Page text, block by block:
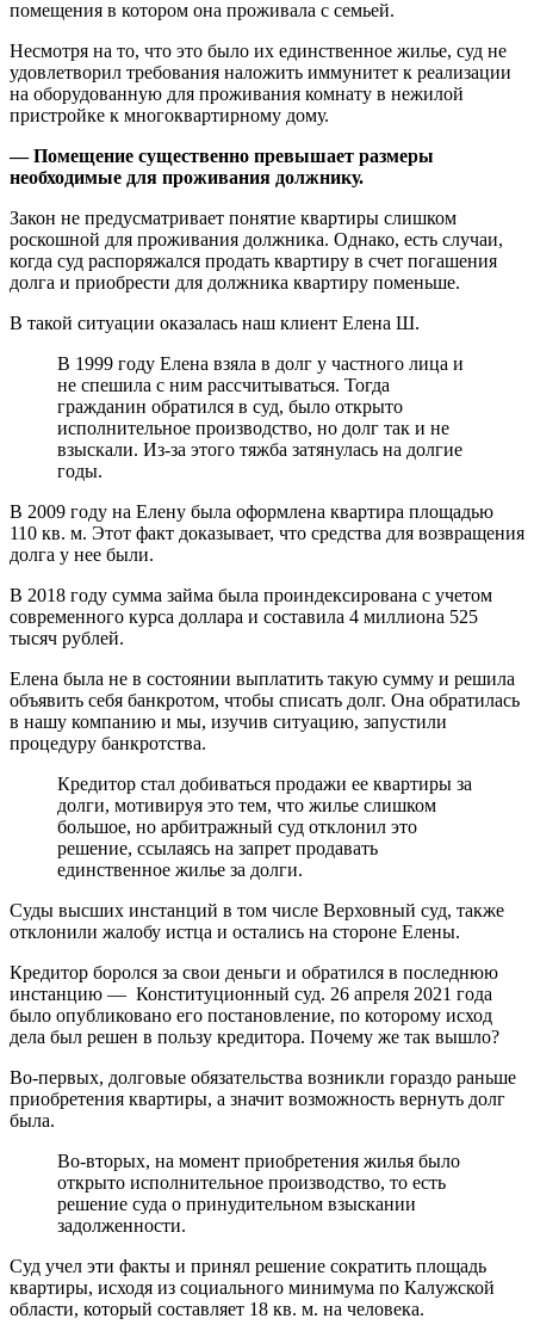
помещения в котором она проживала с семьей.
Несмотря на то, что это было их единственное жилье, суд не
удовлетворил требования наложить иммунитет к реализации
на оборудованную для проживания комнату в нежилой
пристройке к многоквартирному дому.
— Помещение существенно превышает размеры
необходимые для проживания должнику.
Закон не предусматривает понятие квартиры слишком
роскошной для проживания должника. Однако, есть случаи,
когда суд распоряжался продать квартиру в счет погашения
долга и приобрести для должника квартиру поменьше.
В такой ситуации оказалась наш клиент Елена Ш.
В 1999 году Елена взяла в долг у частного лица и
не спешила с ним рассчитываться. Тогда
гражданин обратился в суд, было открыто
исполнительное производство, но долг так и не
взыскали. Из-за этого тяжба затянулась на долгие
годы.
В 2009 году на Елену была оформлена квартира площадью
110 кв. м. Этот факт доказывает, что средства для возвращения
долга у нее были.
В 2018 году сумма займа была проиндексирована с учетом
современного курса доллара и составила 4 миллиона 525
тысяч рублей.
Елена была не в состоянии выплатить такую сумму и решила
объявить себя банкротом, чтобы списать долг. Она обратилась
в нашу компанию и мы, изучив ситуацию, запустили
процедуру банкротства.
Кредитор стал добиваться продажи ее квартиры за
долги, мотивируя это тем, что жилье слишком
большое, но арбитражный суд отклонил это
решение, ссылаясь на запрет продавать
единственное жилье за долги.
Суды высших инстанций в том числе Верховный суд, также
отклонили жалобу истца и остались на стороне Елены.
Кредитор боролся за свои деньги и обратился в последнюю
инстанцию — Конституционный суд. 26 апреля 2021 года
было опубликовано его постановление, по которому исход
дела был решен в пользу кредитора. Почему же так вышло?
Во-первых, долговые обязательства возникли гораздо раньше
приобретения квартиры, а значит возможность вернуть долг
была.
Во-вторых, на момент приобретения жилья было
открыто исполнительное производство, то есть
решение суда о принудительном взыскании
задолженности.
Суд учел эти факты и принял решение сократить площадь
квартиры, исходя из социального минимума по Калужской
области, который составляет 18 кв. м. на человека.